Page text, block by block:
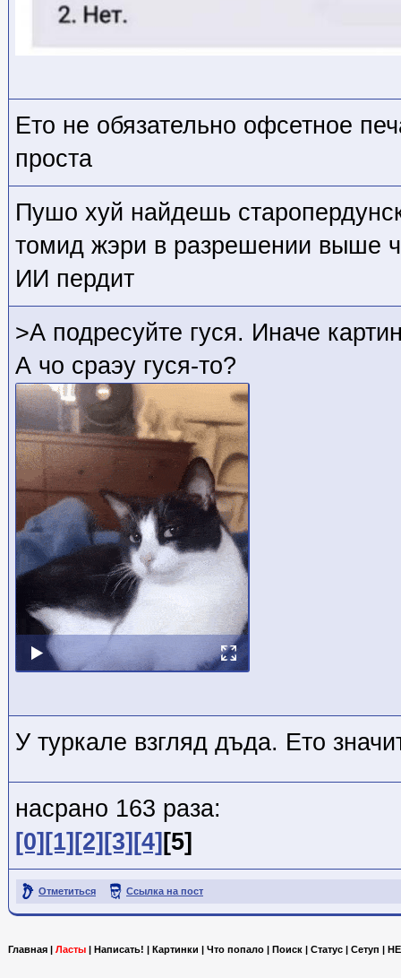
Ето не обязательно офсетное
проста
Пушо хуй найдешь
томид жэри в разрешении выше
ИИ пердит
>А подресуйте гуся. Иначе
А чо сраэу гуся-то?
У туркале взгляд дъда. Ето
насрано 163 раза:
[0] [1] [2] [3] [4] [5]
Отметиться Ссылка на пост
Главная Ласты Написать! Картинки Что попало Поиск Статус Сетуп